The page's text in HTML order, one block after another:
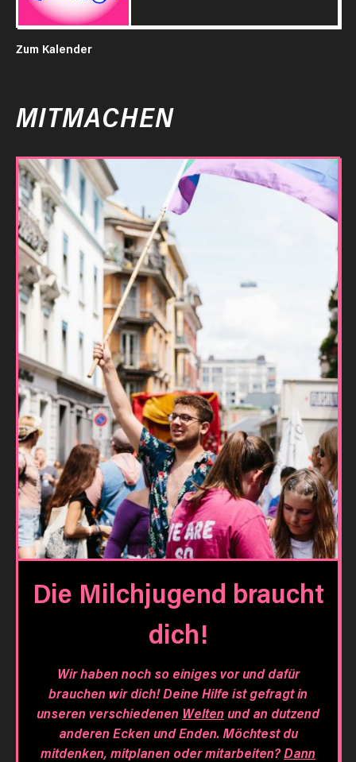
Zum Kalender
MITMACHEN
Die Milchjugend braucht
dich!
Wir haben noch so einiges vor und dafür
brauchen wir dich! Deine Hilfe ist gefragt in
unseren verschiedenen Weltenund an dutzend
anderen Ecken und Enden. Möchtest du
mitdenken, mitplanen oder mitarbeiten?Dann